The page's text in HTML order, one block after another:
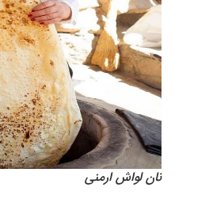
نان لواش ارمنی